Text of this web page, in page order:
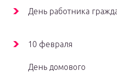
День работника
10 февраля
День домового